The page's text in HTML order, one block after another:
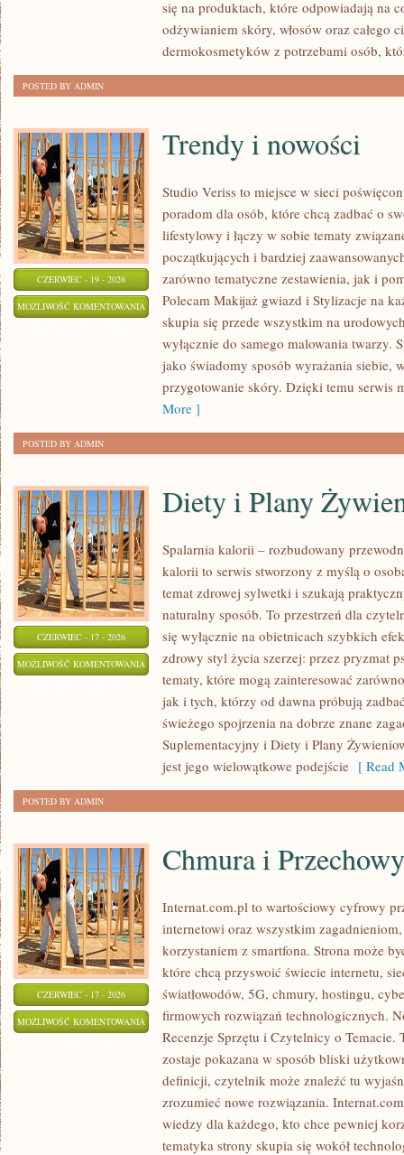
się na produktach, które odpowiadają na
odżywianiem skóry, włosów oraz całego
dermokosmetyków z potrzebami osób,
POSTED BY ADMIN
CZERWIEC - 19 - 2026
MOŻLIWOŚĆ KOMENTOWANIA TRENDY
NOWOŚCI
Trendy i nowości
Studio Veriss to miejsce w sieci
poradom dla osób, które chcą zadbać o
lifestylowy i łączy w sobie tematy
początkujących i bardziej
zarówno tematyczne zestawienia, jak i
Polecam Makijaż gwiazd i Stylizacje na
skupia się przede wszystkim na
wyłącznie do samego malowania twarzy.
jako świadomy sposób wyrażania siebie,
przygotowanie skóry. Dzięki temu serwis
More ]
POSTED BY ADMIN
CZERWIEC - 17 - 2026
MOŻLIWOŚĆ KOMENTOWANIA DIETY
PLANY
ŻYWIENIOWE
Diety i Plany
Spalarnia kalorii – rozbudowany
kalorii to serwis stworzony z myślą o
temat zdrowej sylwetki i szukają
naturalny sposób. To przestrzeń dla
się wyłącznie na obietnicach szybkich
zdrowy styl życia szerzej: przez pryzmat
tematy, które mogą zainteresować
jak i tych, którzy od dawna próbują
świeżego spojrzenia na dobrze znane
Suplementacyjny i Diety i Plany
jest jego wielowątkowe podejście [ Read
POSTED BY ADMIN
CZERWIEC - 17 - 2026
MOŻLIWOŚĆ KOMENTOWANIA CHMURA
PRZECHOWYWANIE
DANYCH
Chmura i
Internat.com.pl to wartościowy cyfrowy
internetowi oraz wszystkim
korzystaniem z smartfona. Strona może
które chcą przyswoić świecie internetu,
światłowodów, 5G, chmury, hostingu,
firmowych rozwiązań technologicznych.
Recenzje Sprzętu i Czytelnicy o
zostaje pokazana w sposób bliski
definicji, czytelnik może znaleźć tu
zrozumieć nowe rozwiązania.
wiedzy dla każdego, kto chce pewniej
tematyka strony skupia się wokół